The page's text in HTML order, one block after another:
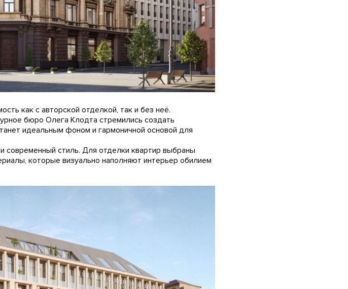
как с авторской отделкой, так и без неё.
бюро Олега Клодта стремились создать
идеальным фоном и гармоничной основой для
современный стиль. Для отделки квартир выбраны
которые визуально наполняют интерьер обилием